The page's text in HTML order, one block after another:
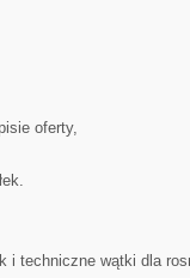
oferty,
i techniczne wątki dla